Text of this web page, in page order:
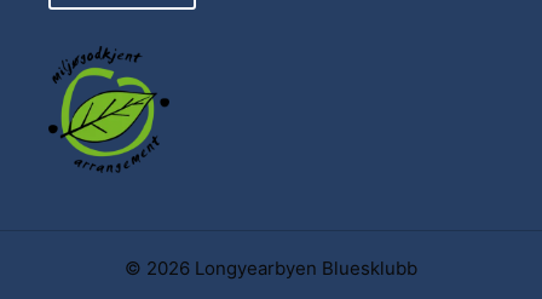
© 2026 Longyearbyen Bluesklubb